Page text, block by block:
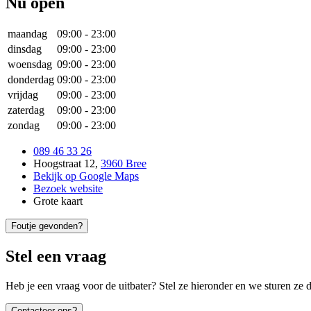
maandag 09:00 - 23:00
dinsdag
09:00 - 23:00
woensdag 09:00 - 23:00
donderdag 09:00 - 23:00
vrijdag
09:00 - 23:00
zaterdag
09:00 - 23:00
zondag
09:00 - 23:00
089 46 33 26
Hoogstraat 12, 3960 Bree
Bekijk op Google Maps
Bezoek website
Grote kaart
Foutje gevonden?
Stel een vraag
Heb je een vraag voor de uitbater? Stel ze hieronder en we sturen ze